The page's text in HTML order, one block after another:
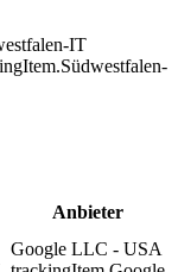
IT
Anbieter
Google LLC - USA